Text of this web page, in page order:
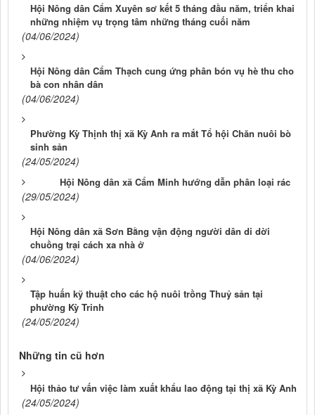
Hội Nông dân Cẩm Xuyên sơ kết 5 tháng đầu năm, triển khai
những nhiệm vụ trọng tâm những tháng cuối năm
(04/06/2024)
Hội Nông dân Cẩm Thạch cung ứng phân bón vụ hè thu cho
bà con nhân dân
(04/06/2024)
Phường Kỳ Thịnh thị xã Kỳ Anh ra mắt Tổ hội Chăn nuôi bò
sinh sản
(24/05/2024)
Hội Nông dân xã Cẩm Minh hướng dẫn phân loại rác
(29/05/2024)
Hội Nông dân xã Sơn Bằng vận động người dân di dời
chuồng trại cách xa nhà ở
(04/06/2024)
Tập huấn kỹ thuật cho các hộ nuôi trồng Thuỷ sản tại
phường Kỳ Trinh
(24/05/2024)
Những tin cũ hơn
Hội thảo tư vấn việc làm xuất khẩu lao động tại thị xã Kỳ Anh
(24/05/2024)